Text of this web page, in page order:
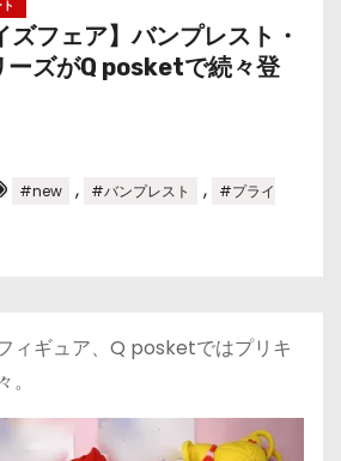
ズフェア】バンプレスト・
ーズがQ posketで続々登
#new , #バンプレスト ,
#プライ
ィギュア、Q posketではプリキ